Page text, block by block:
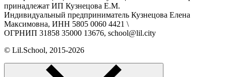
принадлежат ИП Кузнецова Е.М.
Индивидуальный предприниматель Кузнецова Елена
Максимовна, ИНН 5805 0060 4421 \
ОГРНИП 31858 35000 13676, school@lil.city
© Lil.School, 2015‐2026